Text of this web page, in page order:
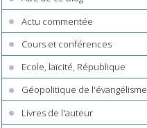
Actu commentée
Cours et conférences
Ecole, laïcité, République
Géopolitique de l'évangélisme
Livres de l'auteur